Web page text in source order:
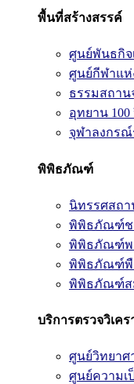
พื้นที่สร้างสรรค์
ศูนย์พันธกิจ
ศูนย์กีฬาแ
ธรรมสถา
อุทยาน 100
จุฬาลงกร
พิพิธภัณฑ์
นิทรรศสถา
พิพิธภัณฑ์ช
พิพิธภัณฑ์พ
พิพิธภัณฑ์พื
พิพิธภัณฑ์ส
บริการตรวจวิเค
ศูนย์วิทยาศ
ศูนย์ความเ